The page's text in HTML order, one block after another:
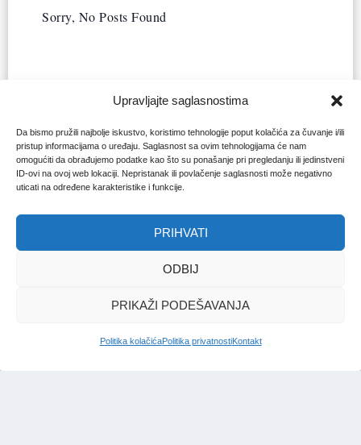
Upravljajte saglasnostima
Da bismo pružili najbolje iskustvo, koristimo tehnologije poput kolačića za čuvanje i/ili
pristup informacijama o uređaju. Saglasnost sa ovim tehnologijama će nam
omogućiti da obrađujemo podatke kao što su ponašanje pri pregledanju ili jedinstveni
ID-ovi na ovoj web lokaciji. Nepristanak ili povlačenje saglasnosti može negativno
uticati na određene karakteristike i funkcije.
PRIHVATI
ODBIJ
PRIKAŽI PODEŠAVANJA
Politika kolačićaPolitika privatnostiKontakt
Sorry, No Posts Found